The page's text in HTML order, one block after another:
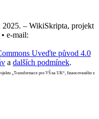
2025. – WikiSkripta, projekt
e-mail:
Uveďte původ 4.0
a dalších podmínek.
„Transformace pro VŠ na UK“, financovaného z